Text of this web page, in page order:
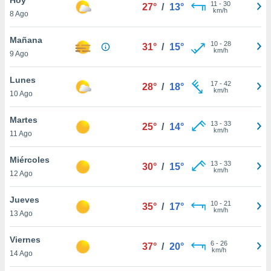
y
en
más
de
8 Ago
27° / 13° 11 - 30
km/h
Mañana
9 Ago
31° / 15° 10- 28
km/h
Lunes
10 Ago
28° / 18° 17- 42
km/h
Martes
11 Ago
25° / 14° 13- 33
km/h
Miércoles
12 Ago
30° / 15° 13- 33
km/h
Jueves
13 Ago
35° / 17° 10- 21
km/h
Viernes
14 Ago
37° / 20° 6- 26
km/h